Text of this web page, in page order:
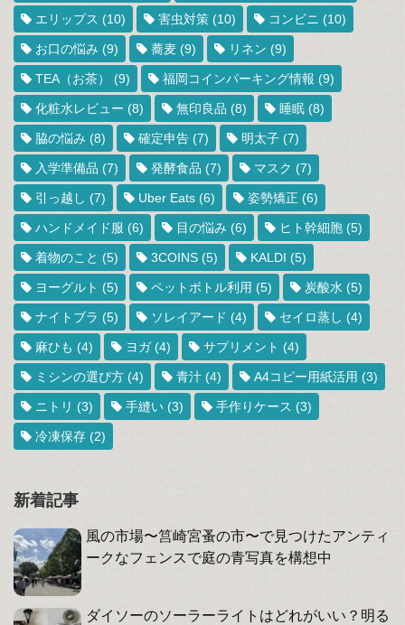
エリップス (10) 害虫対策 (10) コンビニ (10)
お口の悩み (9) 蕎麦 (9) リネン (9)
TEA（お茶） (9) 福岡コインパーキング情報 (9)
化粧水レビュー (8) 無印良品 (8) 睡眠 (8)
脇の悩み (8) 確定申告 (7) 明太子 (7)
入学準備品 (7) 発酵食品 (7) マスク (7)
引っ越し (7) Uber Eats (6) 姿勢矯正 (6)
ハンドメイド服 (6) 目の悩み (6) ヒト幹細胞 (5)
着物のこと (5) 3COINS (5) KALDI (5)
ヨーグルト (5) ペットボトル利用 (5) 炭酸水 (5)
ナイトブラ (5) ソレイアード (4) セイロ蒸し (4)
麻ひも (4) ヨガ(4) サプリメント (4)
ミシンの選び方 (4) 青汁 (4) A4コピー用紙活用 (3)
ニトリ (3) 手縫い (3) 手作りケース (3)
冷凍保存 (2)
新着記事
風の市場〜筥崎宮蚤の市〜で見つけたアンティ
ークなフェンスで庭の青写真を構想中
ダイソーのソーラーライトはどれがいい？明る